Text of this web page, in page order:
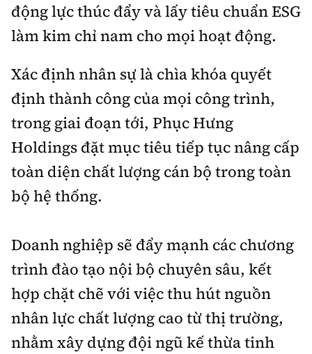
động lực thúc đẩy và lấy tiêu chuẩn ESG
làm kim chỉ nam cho mọi hoạt động.
Xác định nhân sự là chìa khóa quyết
định thành công của mọi công trình,
trong giai đoạn tới, Phục Hưng
Holdings đặt mục tiêu tiếp tục nâng cấp
toàn diện chất lượng cán bộ trong toàn
bộ hệ thống.
Doanh nghiệp sẽ đẩy mạnh các chương
trình đào tạo nội bộ chuyên sâu, kết
hợp chặt chẽ với việc thu hút nguồn
nhân lực chất lượng cao từ thị trường,
nhằm xây dựng đội ngũ kế thừa tinh